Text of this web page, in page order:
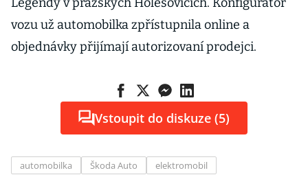
vozu už automobilka zpřístupnila online a
objednávky přijímají autorizovaní prodejci.
Vstoupit do diskuze (5)
automobilka Škoda Auto elektromobil